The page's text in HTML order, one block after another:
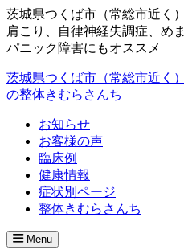
茨城県つくば市（常総市近く
肩こり、自律神経失調症、め
パニック障害にもオススメ
茨城県つくば市（常総市近く
の整体きむらさんち
お知らせ
お客様の声
臨床例
健康情報
症状別ページ
整体きむらさんち
Menu